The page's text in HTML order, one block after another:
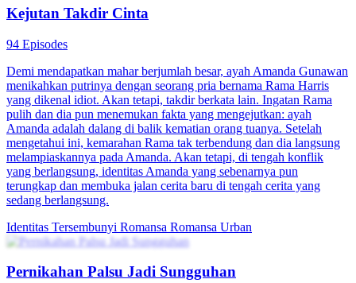
Kejutan Takdir Cinta
94 Episodes
Demi mendapatkan mahar berjumlah besar, ayah Amanda Gunawan
menikahkan putrinya dengan seorang pria bernama Rama Harris
yang dikenal idiot. Akan tetapi, takdir berkata lain. Ingatan Rama
pulih dan dia pun menemukan fakta yang mengejutkan: ayah
Amanda adalah dalang di balik kematian orang tuanya. Setelah
mengetahui ini, kemarahan Rama tak terbendung dan dia langsung
melampiaskannya pada Amanda. Akan tetapi, di tengah konflik
yang berlangsung, identitas Amanda yang sebenarnya pun
terungkap dan membuka jalan cerita baru di tengah cerita yang
sedang berlangsung.
Identitas Tersembunyi Romansa Romansa Urban
Pernikahan Palsu Jadi Sungguhan